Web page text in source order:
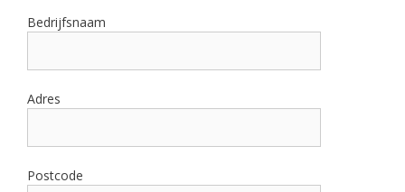
Bedrijfsnaam
Adres
Postcode